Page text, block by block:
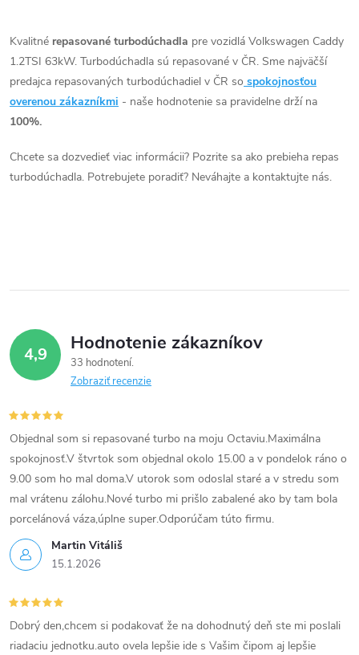
t
o
v
o
v
v
l
á
a
r
v
y
v
ý
p
i
s
u
Kvalitné repasované turbodúchadla pre vozidlá Volkswagen Caddy
1.2TSI 63kW. Turbodúchadla sú repasované v ČR. Sme najväčší
predajca repasovaných turbodúchadiel v ČR so spokojnosťou
overenou zákazníkmi - naše hodnotenie sa pravidelne drží na
100%.
Chcete sa dozvedieť viac informácii? Pozrite sa ako prebieha repas
turbodúchadla. Potrebujete poradiť? Neváhajte a kontaktujte nás.
4,9 Hodnotenie zákazníkov
33 hodnotení
Zobraziť recenzie
Martin Vitáliš
15.1.2026
Objednal som si repasované turbo na moju Octaviu.Maximálna
spokojnosť.V štvrtok som objednal okolo 15.00 a v pondelok ráno o
9.00 som ho mal doma.V utorok som odoslal staré a v stredu som
mal vrátenu zálohu.Nové turbo mi prišlo zabalené ako by tam bola
porcelánová váza,úplne super.Odporúčam túto firmu.
Dobrý den,chcem si podakovať že na dohodnutý deň ste mi poslali
riadaciu jednotku.auto ovela lepšie ide s Vašim čipom aj lepšie